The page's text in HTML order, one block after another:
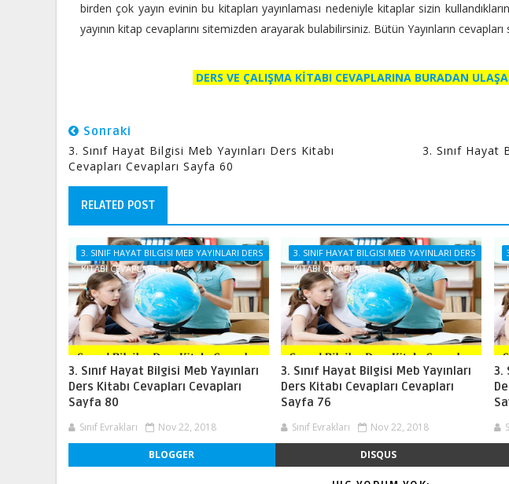
birden çok yayın evinin bu kitapları yayınlaması nedeniyle kitaplar sizin
yayının kitap cevaplarını sitemizden arayarak bulabilirsiniz. Bütün Yayınların
DERS VE ÇALIŞMA KİTABI CEVAPLARINA BURADAN
Sonraki
3. Sınıf Hayat Bilgisi Meb Yayınları Ders Kitabı
Cevapları Cevapları Sayfa 60
3. Sınıf Hayat
RELATED POST
3. SINIF HAYAT BILGISI MEB YAYINLARI DERS
KITABI CEVAPLARI
3. Sınıf Hayat Bilgisi Meb Yayınları
Ders Kitabı Cevapları Cevapları
Sayfa 80
Sınıf Evrakları Nov 22, 2018
3. SINIF HAYAT BILGISI MEB YAYINLARI DERS
KITABI CEVAPLARI
3. Sınıf Hayat Bilgisi Meb Yayınları
Ders Kitabı Cevapları Cevapları
Sayfa 76
Sınıf Evrakları Nov 22, 2018
3.
BLOGGER DISQUS